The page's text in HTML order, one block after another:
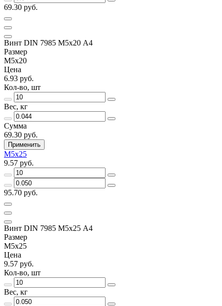
69.30 руб.
Винт DIN 7985 М5х20 A4
Размер
М5х20
Цена
6.93 руб.
Кол-во, шт
Вес, кг
Сумма
69.30 руб.
Применить
М5х25
9.57 руб.
95.70 руб.
Винт DIN 7985 М5х25 A4
Размер
М5х25
Цена
9.57 руб.
Кол-во, шт
Вес, кг